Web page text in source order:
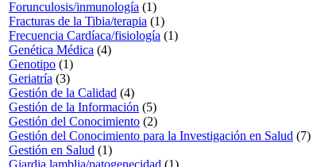
Forunculosis/inmunología (1)
Fracturas de la Tibia/terapia (1)
Frecuencia Cardíaca/fisiología (1)
Genética Médica (4)
Genotipo (1)
Geriatría (3)
Gestión de la Calidad (4)
Gestión de la Información (5)
Gestión del Conocimiento (2)
Gestión del Conocimiento para la Investigación en Salud (7)
Gestión en Salud (1)
Giardia lamblia/patogenecidad (1)